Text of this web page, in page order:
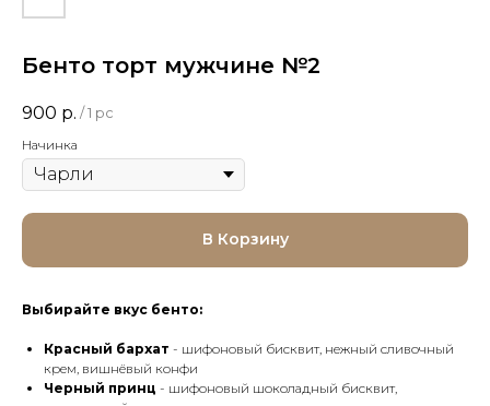
Бенто торт мужчине №2
900 р. / 1 pc
Начинка
В Корзину
Выбирайте вкус бенто:
Красный бархат - шифоновый бисквит, нежный сливочный
крем, вишнёвый конфи
Черный принц - шифоновый шоколадный бисквит,